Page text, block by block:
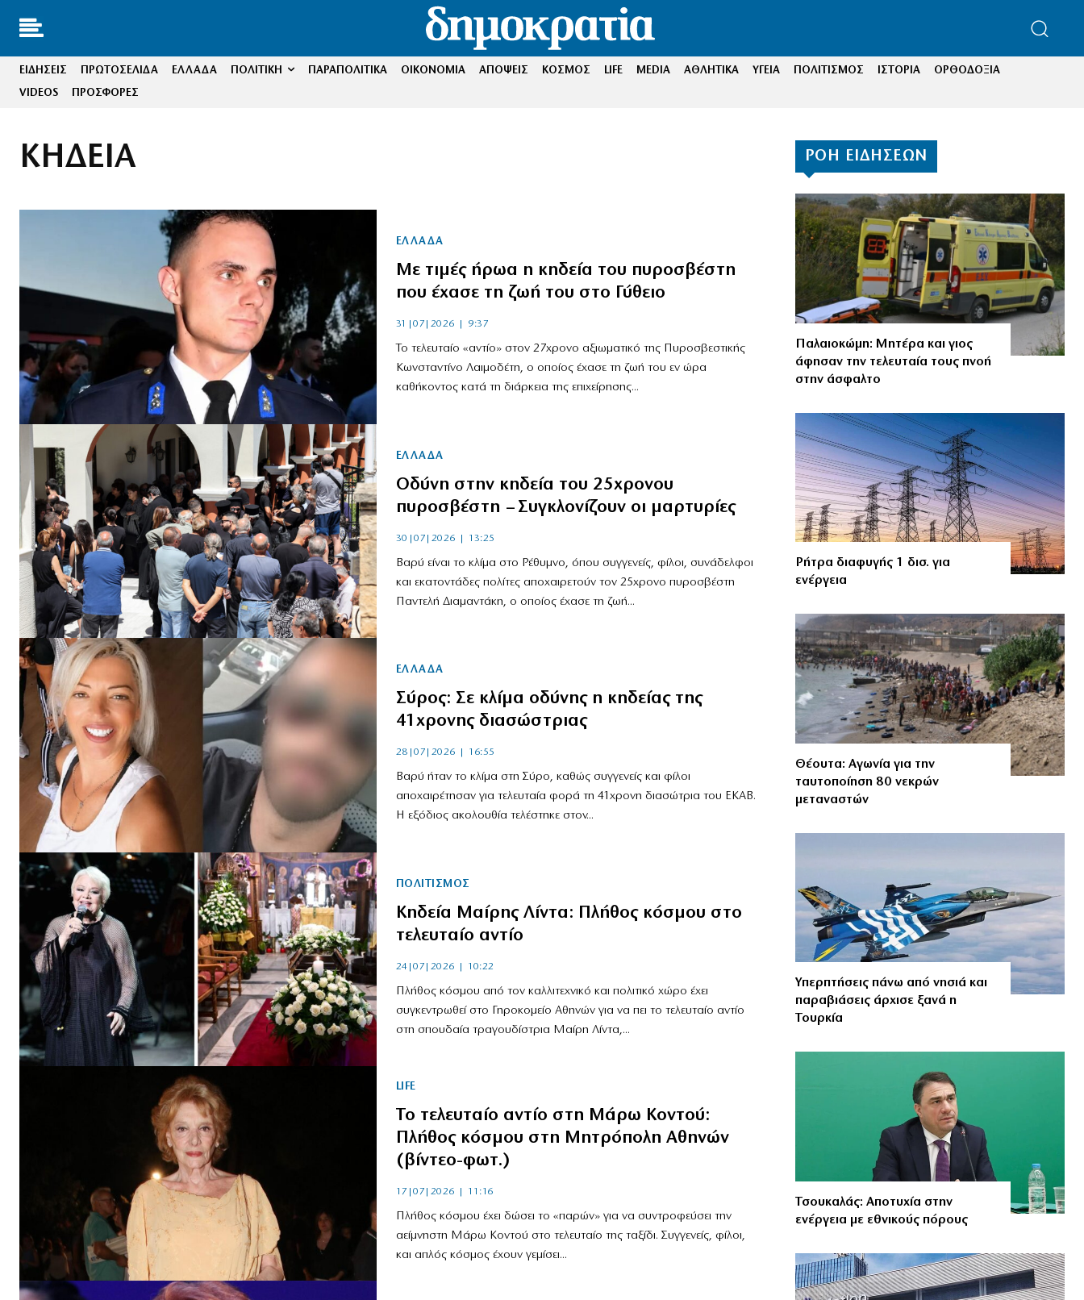
ΕΙΔΗΣΕΙΣ ΠΡΩΤΟΣΕΛΙΔΑ ΕΛΛΑΔΑ ΠΟΛΙΤΙΚΗ ΠΑΡΑΠΟΛΙΤΙΚΑ ΟΙΚΟΝΟΜΙΑ ΑΠΟΨΕΙΣ ΚΟΣΜΟΣ LIFE MEDIA ΑΘΛΗΤΙΚΑ ΥΓΕΙΑ ΠΟΛΙΤΙΣΜΟΣ ΙΣΤΟΡΙΑ
ΟΡΘΟΔΟΞΙΑ
VIDEOS
ΠΡΟΣΦΟΡΕΣ
ΚΗΔΕΙΑ
ΕΛΛΑΔΑ
Με τιμές ήρωα η κηδεία του πυροσβέστη
που έχασε τη ζωή του στο Γύθειο
31|07|2026 | 9:37
Το τελευταίο «αντίο» στον 27χρονο αξιωματικό της Πυροσβεστικής
Κωνσταντίνο Λαιμοδέτη, ο οποίος έχασε τη ζωή του εν ώρα
καθήκοντος κατά τη διάρκεια της επιχείρησης...
ΕΛΛΑΔΑ
Οδύνη στην κηδεία του 25χρονου
πυροσβέστη – Συγκλονίζουν οι μαρτυρίες
30|07|2026 | 13:25
Βαρύ είναι το κλίμα στο Ρέθυμνο, όπου συγγενείς, φίλοι, συνάδελφοι
και εκατοντάδες πολίτες αποχαιρετούν τον 25χρονο πυροσβέστη
Παντελή Διαμαντάκη, ο οποίος έχασε τη ζωή...
ΕΛΛΑΔΑ
Σύρος: Σε κλίμα οδύνης η κηδείας της
41χρονης διασώστριας
28|07|2026 | 16:55
Βαρύ ήταν το κλίμα στη Σύρο, καθώς συγγενείς και φίλοι
αποχαιρέτησαν για τελευταία φορά τη 41χρονη διασώτρια του ΕΚΑΒ.
Η εξόδιος ακολουθία τελέστηκε στον...
ΠΟΛΙΤΙΣΜΟΣ
Κηδεία Μαίρης Λίντα: Πλήθος κόσμου στο
τελευταίο αντίο
24|07|2026 | 10:22
Πλήθος κόσμου από τον καλλιτεχνικό και πολιτικό χώρο έχει
συγκεντρωθεί στο Γηροκομείο Αθηνών για να πει το τελευταίο αντίο
στη σπουδαία τραγουδίστρια Μαίρη Λίντα,...
LIFE
Το τελευταίο αντίο στη Μάρω Κοντού:
Πλήθος κόσμου στη Μητρόπολη Αθηνών
(βίντεο-φωτ.)
17|07|2026 | 11:16
Πλήθος κόσμου έχει δώσει το «παρών» για να συντροφεύσει την
αείμνηστη Μάρω Κοντού στο τελευταίο της ταξίδι. Συγγενείς, φίλοι,
και απλός κόσμος έχουν γεμίσει...
ΡΟΗ ΕΙΔΗΣΕΩΝ
Παλαιοκώμη: Μητέρα και γιος
άφησαν την τελευταία τους πνοή
στην άσφαλτο
Ρήτρα διαφυγής 1 δισ. για
ενέργεια
Θέουτα: Αγωνία για την
ταυτοποίηση 80 νεκρών
μεταναστών
Υπερπτήσεις πάνω από νησιά και
παραβιάσεις άρχισε ξανά η
Τουρκία
Τσουκαλάς: Αποτυχία στην
ενέργεια με εθνικούς πόρους